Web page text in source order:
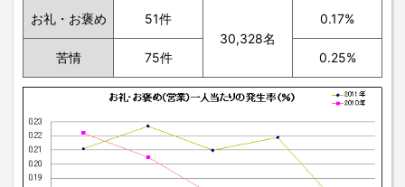
お礼・お褒め
51件
30,328名
0.17%
苦情 75件 0.25%